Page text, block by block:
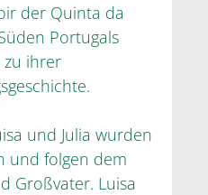
der Quinta da
Portugals
zu ihrer
und Julia wurden
und folgen dem
Großvater. Luisa